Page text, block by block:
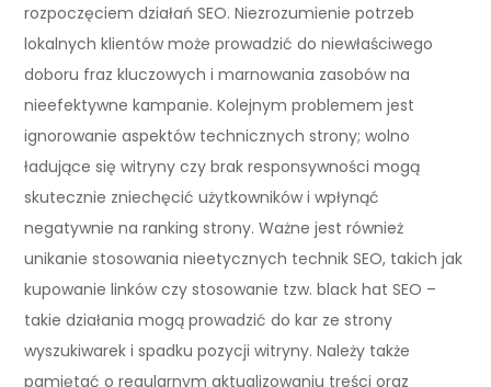
rozpoczęciem działań SEO. Niezrozumienie potrzeb
lokalnych klientów może prowadzić do niewłaściwego
doboru fraz kluczowych i marnowania zasobów na
nieefektywne kampanie. Kolejnym problemem jest
ignorowanie aspektów technicznych strony; wolno
ładujące się witryny czy brak responsywności mogą
skutecznie zniechęcić użytkowników i wpłynąć
negatywnie na ranking strony. Ważne jest również
unikanie stosowania nieetycznych technik SEO, takich jak
kupowanie linków czy stosowanie tzw. black hat SEO –
takie działania mogą prowadzić do kar ze strony
wyszukiwarek i spadku pozycji witryny. Należy także
pamiętać o regularnym aktualizowaniu treści oraz